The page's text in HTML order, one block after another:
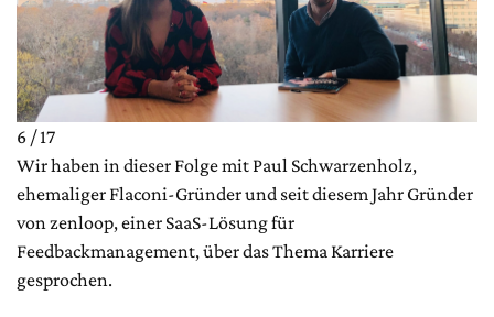
6 / 17
Wir haben in dieser Folge mit Paul Schwarzenholz,
ehemaliger Flaconi-Gründer und seit diesem Jahr Gründer
von zenloop, einer SaaS-Lösung für
Feedbackmanagement, über das Thema Karriere
gesprochen.